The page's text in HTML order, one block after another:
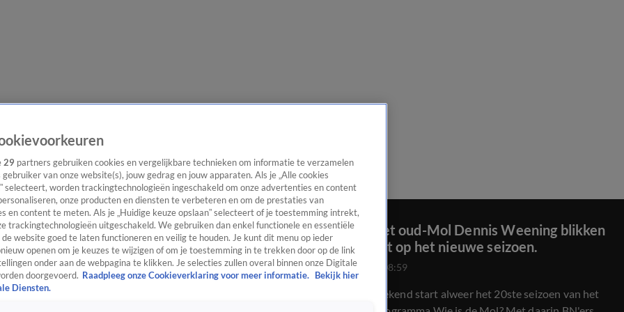
redactieNieuwsbrief
Samen met oud-Mol Dennis Weening blikken
we vooruit op het nieuwe seizoen.
26 juli 2020, 08:59
Komend weekend start alweer het 20ste seizoen van het
29 partners gebruiken cookies en vergelijkbare technieken om informatie te verzamelen
gebruiker van onze website(s), jouw gedrag en jouw apparaten. Als je „Alle cookies
selecteert, worden trackingtechnologieën ingeschakeld om onze advertenties en content
onze producten en diensten te verbeteren en om de prestaties van
en content te meten. Als je „Huidige keuze opslaan” selecteert of je toestemming intrekt,
trackingtechnologieën uitgeschakeld. We gebruiken dan enkel functionele en essentiële
de website goed te laten functioneren en veilig te houden. Je kunt dit menu op ieder
openen om je keuzes te wijzigen of om je toestemming in te trekken door op de link
onder aan de webpagina te klikken. Je selecties zullen overal binnen onze Digitale
doorgevoerd. Raadpleeg onze Cookieverklaring voor meer informatie.
Bekijk hier
Diensten.